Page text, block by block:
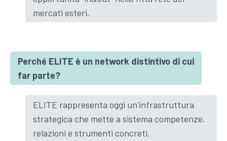
mercati esteri.
Perché ELITE è un network distintivo di cui
far parte?
ELITE rappresenta oggi un’infrastruttura
strategica che mette a sistema competenze,
relazioni e strumenti concreti.